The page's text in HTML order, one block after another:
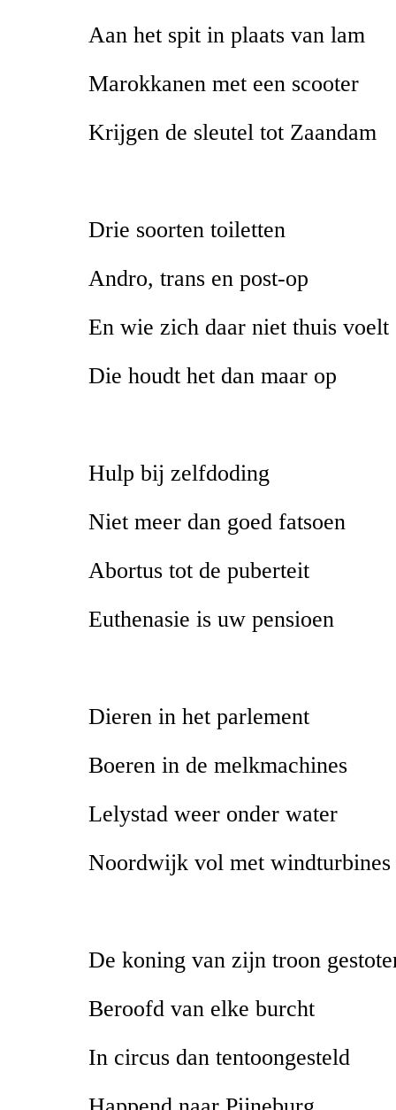
Aan het spit in plaats van lam
Marokkanen met een scooter
Krijgen de sleutel tot Zaandam
Drie soorten toiletten
Andro, trans en post-op
En wie zich daar niet thuis voelt
Die houdt het dan maar op
Hulp bij zelfdoding
Niet meer dan goed fatsoen
Abortus tot de puberteit
Euthenasie is uw pensioen
Dieren in het parlement
Boeren in de melkmachines
Lelystad weer onder water
Noordwijk vol met windturbines
De koning van zijn troon
Beroofd van elke burcht
In circus dan tentoongesteld